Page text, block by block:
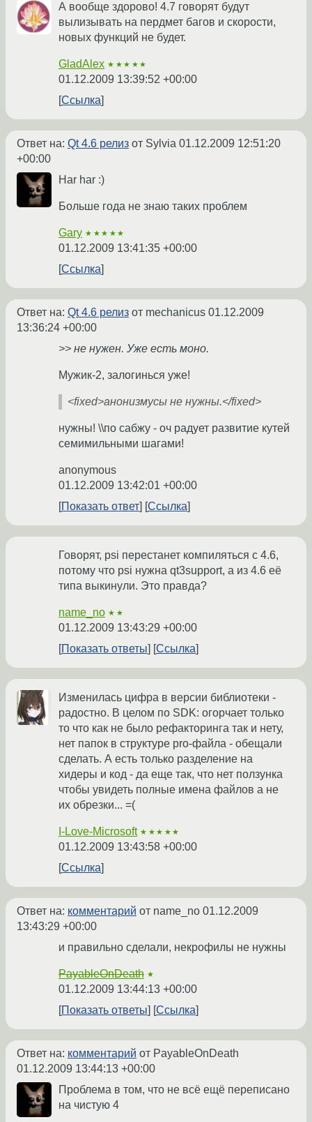
А вообще здорово! 4.7 говорят будут
вылизывать на пердмет багов и скорости,
новых функций не будет.
GladAlex ★★★★★
01.12.2009 13:39:52 +00:00
Ссылка
Ответ на: Qt 4.6 релиз от Sylvia 01.12.2009 12:51:20
+00:00
Har har :)
Больше года не знаю таких проблем
Gary ★★★★★
01.12.2009 13:41:35 +00:00
Ссылка
Ответ на: Qt 4.6 релиз от mechanicus 01.12.2009
13:36:24 +00:00
>> не нужен. Уже есть моно.
Мужик-2, залогинься уже!
<fixed>анонизмусы не нужны.</fixed>
нужны! \\по сабжу - оч радует развитие кутей
семимильными шагами!
anonymous
01.12.2009 13:42:01 +00:00
Показать ответ
Ссылка
Говорят, psi перестанет компиляться с 4.6,
потому что psi нужна qt3support, а из 4.6 её
типа выкинули. Это правда?
name_no ★★
01.12.2009 13:43:29 +00:00
Показать ответы
Ссылка
Изменилась цифра в версии библиотеки -
радостно. В целом по SDK: огорчает только
то что как не было рефакторинга так и нету,
нет папок в структуре pro-файла - обещали
сделать. А есть только разделение на
хидеры и код - да еще так, что нет ползунка
чтобы увидеть полные имена файлов а не
их обрезки... =(
I-Love-Microsoft ★★★★★
01.12.2009 13:43:58 +00:00
Ссылка
Ответ на: комментарий от name_no 01.12.2009
13:43:29 +00:00
и правильно сделали, некрофилы не нужны
PayableOnDeath ★
01.12.2009 13:44:13 +00:00
Показать ответы
Ссылка
Ответ на: комментарий от PayableOnDeath
01.12.2009 13:44:13 +00:00
Проблема в том, что не всё ещё переписано
на чистую 4